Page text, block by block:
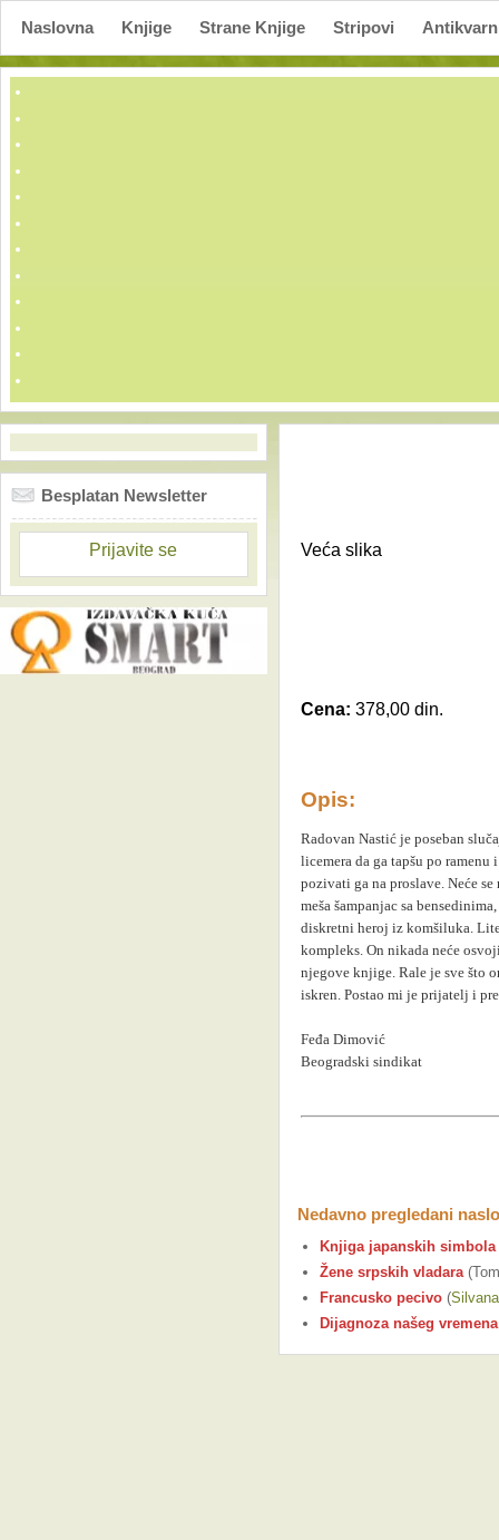
Naslovna Knjige Strane Knjige Stripovi
Veća slika
Cena: 378,00 din.
Opis:
Radovan Nastić je poseban
licemera da ga tapšu po
pozivati ga na proslave. Neće
meša šampanjac sa
diskretni heroj iz komšiluka.
kompleks. On nikada neće
njegove knjige. Rale je sve što
iskren. Postao mi je prijatelj i
Feđa Dimović
Beogradski sindikat
Nedavno pregledani
Knjiga japanskih
Žene srpskih vladara
Francusko pecivo (
Dijagnoza našeg vremena
Besplatan Newsletter
Prijavite se